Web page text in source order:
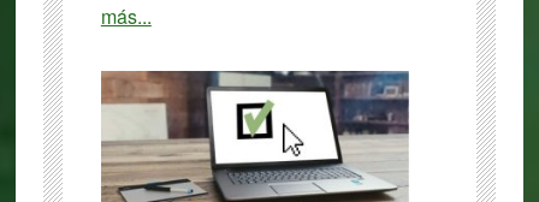
más...
Mejor
programa
gratuito
de